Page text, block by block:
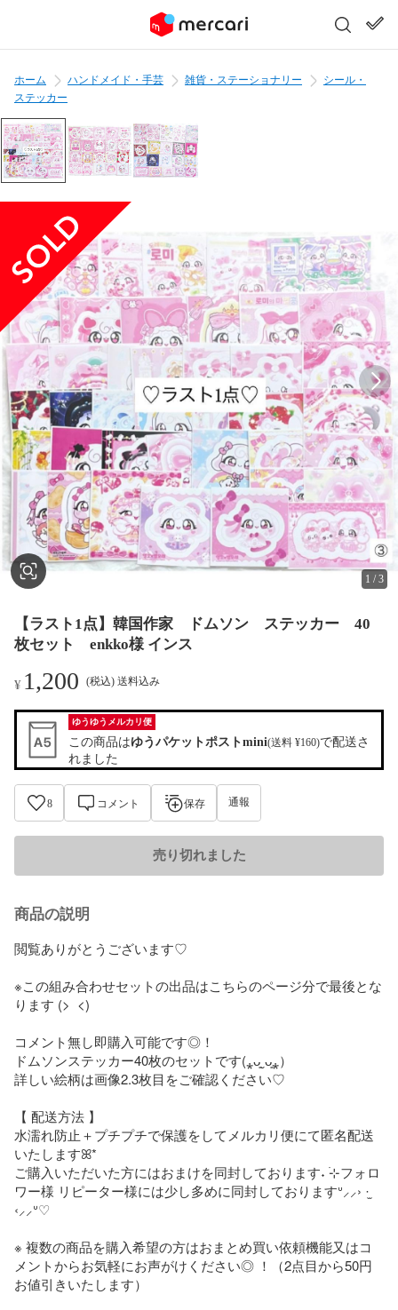
ホーム ハンドメイド・手芸 雑貨・ステーショナリー
シール・
ステッカー
1 /3
【ラスト1点】韓国作家 ドムソン ステッカー 40
枚セット enkko様 インス
¥ 1,200 (税込) 送料込み
ゆうゆうメルカリ便
この商品はゆうパケットポストmini(送料 ¥160)で配送さ
れました
8 コメント 保存 通報
売り切れました
商品の説明
閲覧ありがとうございます♡
※この組み合わせセットの出品はこちらのページ分で最後とな
ります (>  <)
コメント無し即購入可能です◎！
ドムソンステッカー40枚のセットです(⁎ᴗ͈ˬᴗ͈⁎）
詳しい絵柄は画像2.3枚目をご確認ください♡
【 配送方法 】
水濡れ防止＋プチプチで保護をしてメルカリ便にて匿名配送
いたしますꕤ*
ご購入いただいた方にはおまけを同封しております˖ ࣪⊹フォロ
ワー様 リピーター様には少し多めに同封しておりますᐡ⸝⸝› ·̫
‹⸝⸝ᐡ♡
※ 複数の商品を購入希望の方はおまとめ買い依頼機能又はコ
メントからお気軽にお声がけください◎ ！（2点目から50円
お値引きいたします）